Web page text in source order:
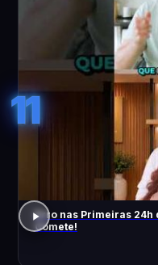
11
Erro nas Primeiras 24h
Comete!